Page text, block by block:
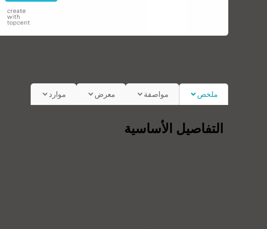
ملخص مواصفة معرض موارد
التفاصيل الأساسية